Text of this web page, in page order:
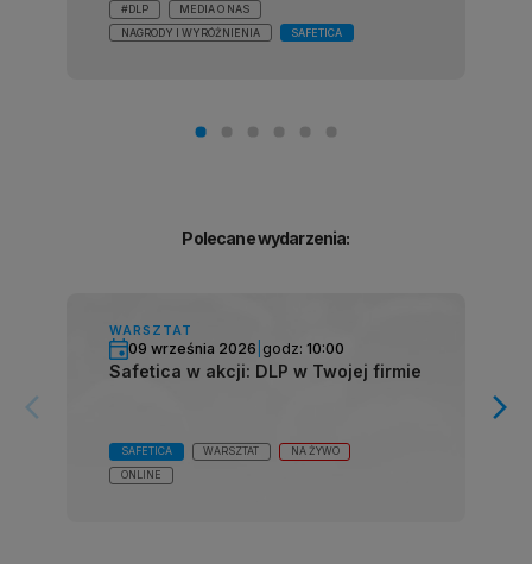
#DLP
MEDIA O NAS
NAGRODY I WYRÓŻNIENIA
SAFETICA
Polecane wydarzenia:
arrow_forward_ios
WARSZTAT
09 września 2026 godz: 10:00
Safetica w akcji: DLP w Twojej firmie
SAFETICA WARSZTAT
NA ŻYWO
ONLINE
arrow_forward_ios